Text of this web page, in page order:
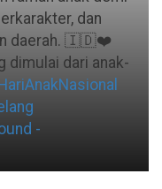
dan
daerah. 🇮🇩❤️
dimulai dari anak-
-